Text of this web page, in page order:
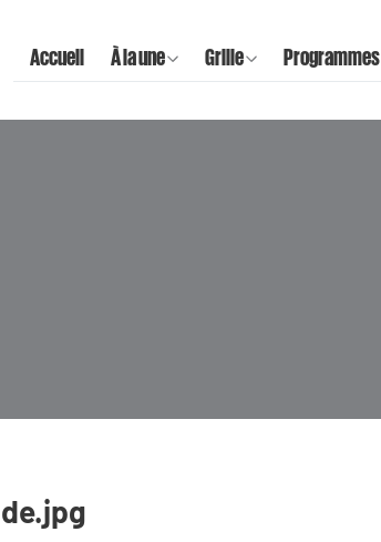
Accueil À la une Grille Programmes